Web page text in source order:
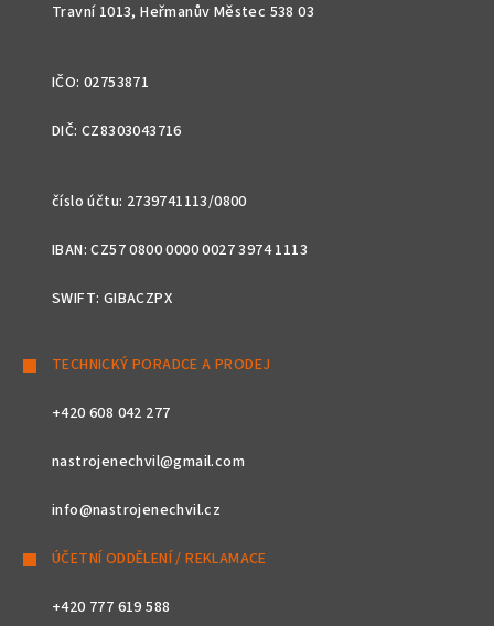
Travní 1013, Heřmanův Městec 538 03
IČO: 02753871
DIČ: CZ8303043716
číslo účtu: 2739741113/0800
IBAN: CZ57 0800 0000 0027 3974 1113
SWIFT: GIBACZPX
TECHNICKÝ PORADCE A PRODEJ
+420 608 042 277
nastrojenechvil@gmail.com
info@nastrojenechvil.cz
ÚČETNÍ ODDĚLENÍ / REKLAMACE
+420 777 619 588